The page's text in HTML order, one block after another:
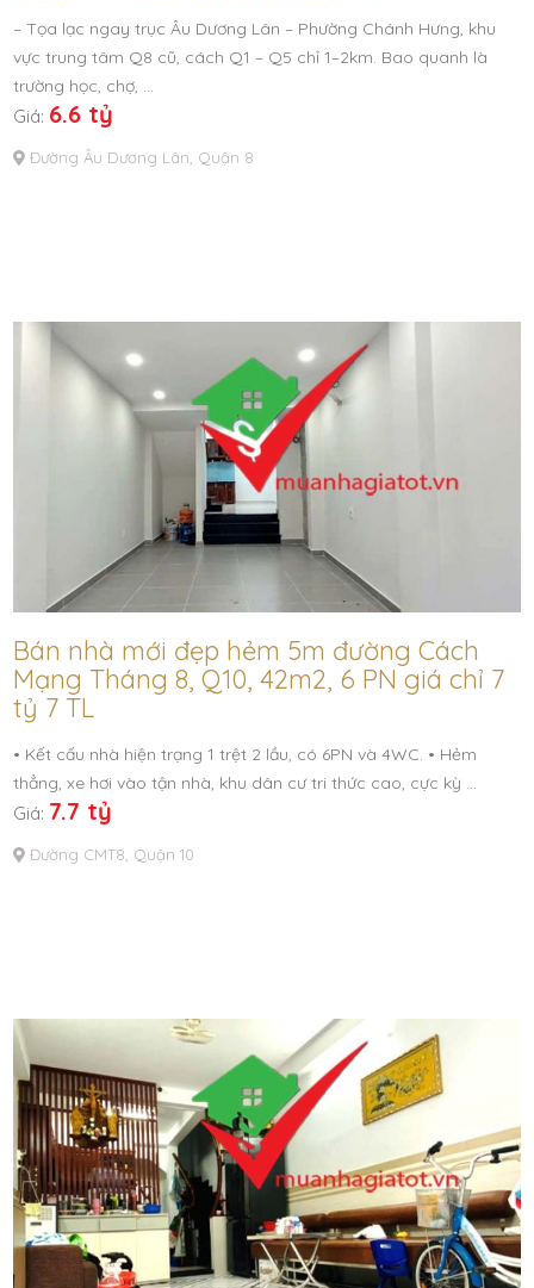
– Tọa lạc ngay trục Âu Dương Lân – Phường Chánh Hưng, khu
vực trung tâm Q8 cũ, cách Q1 – Q5 chỉ 1–2km. Bao quanh là
trường học, chợ, …
Giá: 6.6 tỷ
Đường Âu Dương Lân, Quận 8
Bán nhà mới đẹp hẻm 5m đường Cách
Mạng Tháng 8, Q10, 42m2, 6 PN giá chỉ 7
tỷ 7 TL
• Kết cấu nhà hiện trạng 1 trệt 2 lầu, có 6PN và 4WC. • Hẻm
thẳng, xe hơi vào tận nhà, khu dân cư tri thức cao, cực kỳ …
Giá: 7.7 tỷ
Đường CMT8, Quận 10